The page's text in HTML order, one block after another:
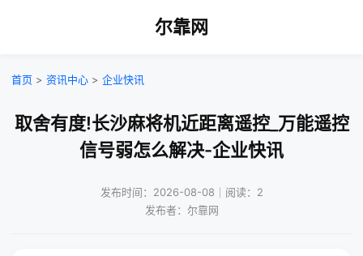
尔靠网
首页 > 资讯中心 > 企业快讯
取舍有度!长沙麻将机近距离遥控_万能遥控
信号弱怎么解决-企业快讯
发布时间：2026-08-08｜阅读：2
发布者：尔靠网